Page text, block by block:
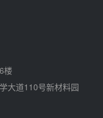
楼
大道110号新材料园